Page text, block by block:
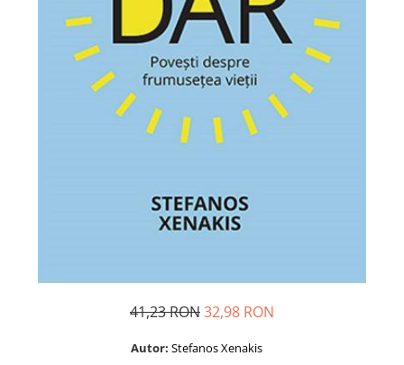
Astrologie
Seria Montauk
Ficțiune
41,23 RON32,98 RON
Autor: Stefanos Xenakis